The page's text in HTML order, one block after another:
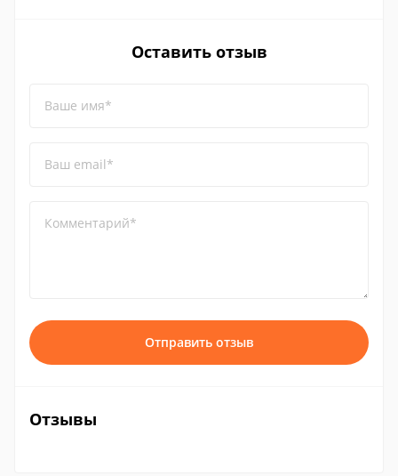
Оставить отзыв
Ваше имя*
Ваш email*
Комментарий*
Отправить отзыв
Отзывы